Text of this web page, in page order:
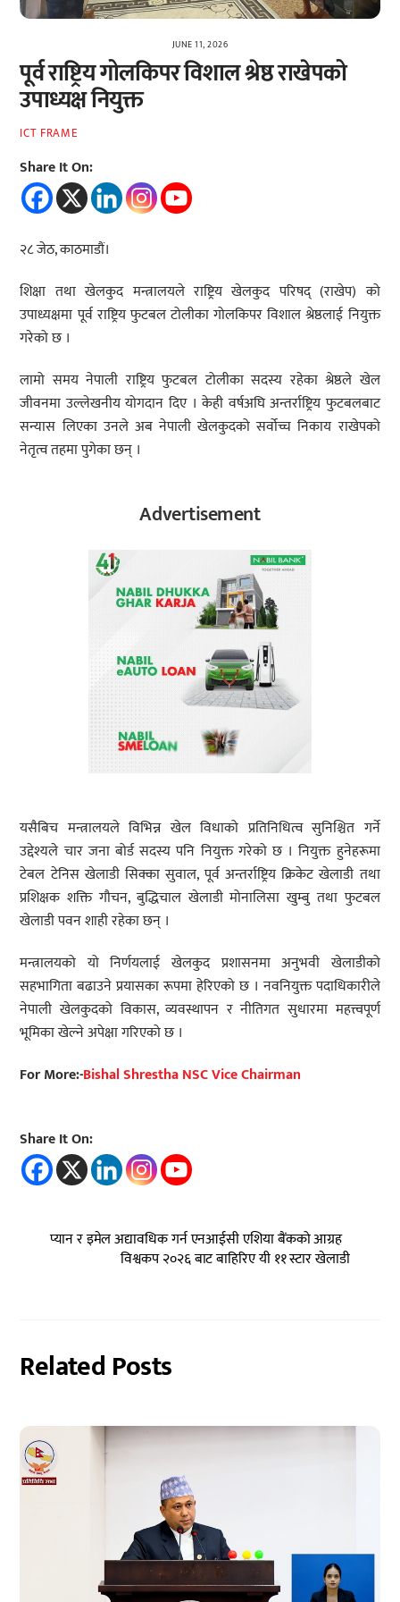
JUNE 11, 2026
पूर्व राष्ट्रिय गोलकिपर विशाल श्रेष्ठ राखेपको
उपाध्यक्ष नियुक्त
ICT FRAME
Share It On:
२८ जेठ, काठमाडौं।
शिक्षा तथा खेलकुद मन्त्रालयले राष्ट्रिय खेलकुद परिषद् (राखेप) को
उपाध्यक्षमा पूर्व राष्ट्रिय फुटबल टोलीका गोलकिपर विशाल श्रेष्ठलाई नियुक्त
गरेको छ ।
लामो समय नेपाली राष्ट्रिय फुटबल टोलीका सदस्य रहेका श्रेष्ठले खेल
जीवनमा उल्लेखनीय योगदान दिए । केही वर्षअघि अन्तर्राष्ट्रिय फुटबलबाट
सन्यास लिएका उनले अब नेपाली खेलकुदको सर्वोच्च निकाय राखेपको
नेतृत्व तहमा पुगेका छन् ।
Advertisement
यसैबिच मन्त्रालयले विभिन्न खेल विधाको प्रतिनिधित्व सुनिश्चित गर्ने
उद्देश्यले चार जना बोर्ड सदस्य पनि नियुक्त गरेको छ । नियुक्त हुनेहरूमा
टेबल टेनिस खेलाडी सिक्का सुवाल, पूर्व अन्तर्राष्ट्रिय क्रिकेट खेलाडी तथा
प्रशिक्षक शक्ति गौचन, बुद्धिचाल खेलाडी मोनालिसा खुम्बु तथा फुटबल
खेलाडी पवन शाही रहेका छन् ।
मन्त्रालयको यो निर्णयलाई खेलकुद प्रशासनमा अनुभवी खेलाडीको
सहभागिता बढाउने प्रयासका रूपमा हेरिएको छ । नवनियुक्त पदाधिकारीले
नेपाली खेलकुदको विकास, व्यवस्थापन र नीतिगत सुधारमा महत्त्वपूर्ण
भूमिका खेल्ने अपेक्षा गरिएको छ ।
For More:-Bishal Shrestha NSC Vice Chairman
Share It On:
प्यान र इमेल अद्यावधिक गर्न एनआईसी एशिया बैंकको आग्रह
विश्वकप २०२६ बाट बाहिरिए यी ११ स्टार खेलाडी
Related Posts